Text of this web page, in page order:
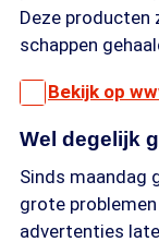
Deze producten
schappen
Bekijk op
Wel degelijk
Sinds maandag
grote
advertenties